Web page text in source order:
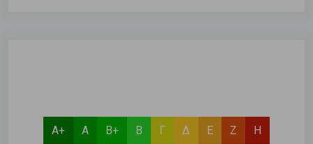
Α+ Α Β+ Β Γ Δ Ε Ζ Η